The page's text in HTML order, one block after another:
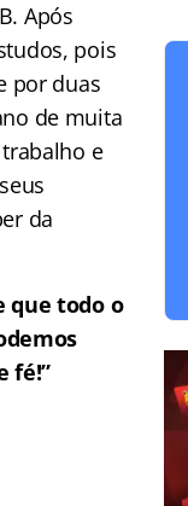
Após
pois
por duas
de muita
e
da
que todo o
fé!”